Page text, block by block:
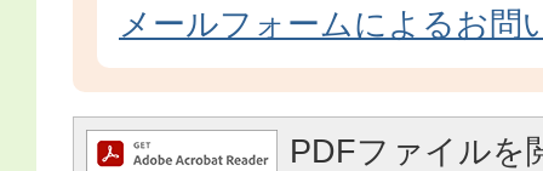
メールフォームによるお問
PDFファイルを